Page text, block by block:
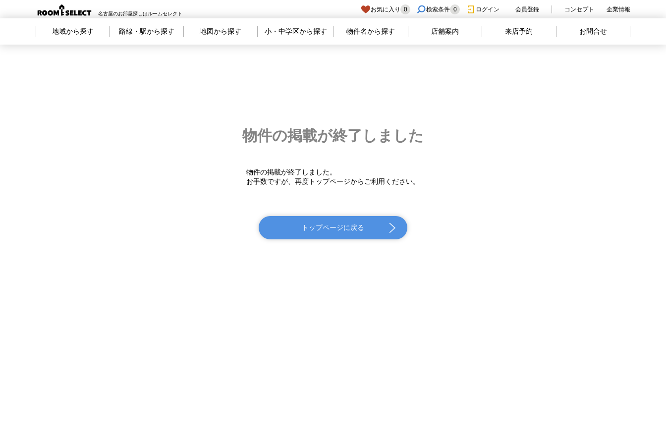
名古屋のお部屋探しはルームセレクト
お気に入り 0 検索条件 0 ログイン 会員登録 コンセプト 企業情報
地域から探す 路線・駅から探す 地図から探す 小・中学区から探す 物件名から探す 店舗案内 来店予約 お問合せ
物件の掲載が終了しました
物件の掲載が終了しました。
お手数ですが、再度トップページからご利用ください。
トップページに戻る